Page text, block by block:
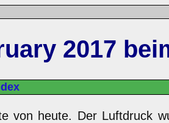
2017
von heute. Der Luftdruck